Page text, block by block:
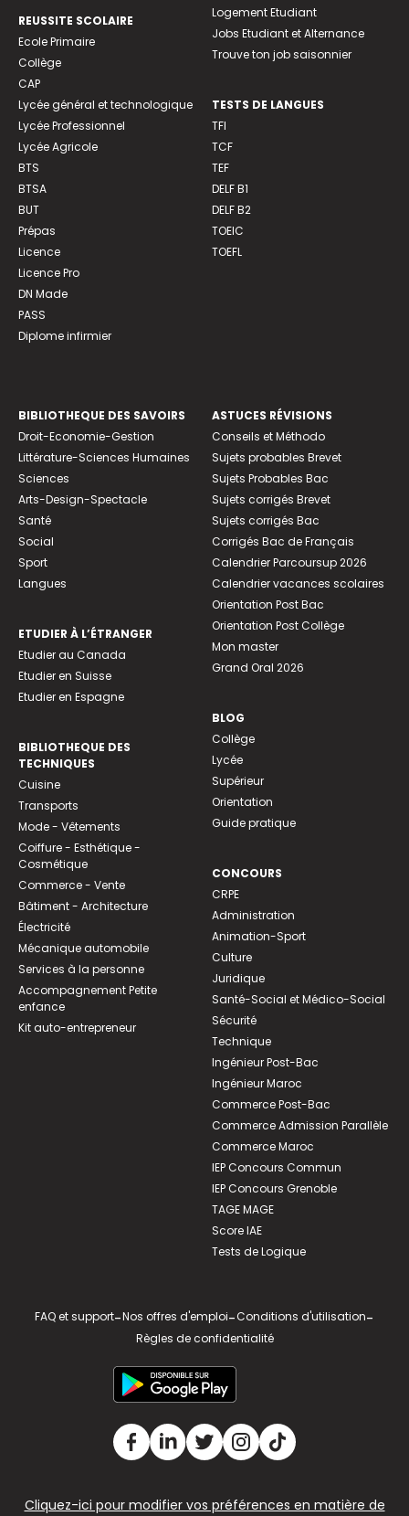
REUSSITE SCOLAIRE
Ecole Primaire
Collège
CAP
Lycée général et technologique
Lycée Professionnel
Lycée Agricole
BTS
BTSA
BUT
Prépas
Licence
Licence Pro
DN Made
PASS
Diplome infirmier
Logement Etudiant
Jobs Etudiant et Alternance
Trouve ton job saisonnier
TESTS DE LANGUES
TFI
TCF
TEF
DELF B1
DELF B2
TOEIC
TOEFL
BIBLIOTHEQUE DES SAVOIRS
Droit-Economie-Gestion
Littérature-Sciences Humaines
Sciences
Arts-Design-Spectacle
Santé
Social
Sport
Langues
ETUDIER À L’ÉTRANGER
Etudier au Canada
Etudier en Suisse
Etudier en Espagne
BIBLIOTHEQUE DES
TECHNIQUES
Cuisine
Transports
Mode - Vêtements
Coiffure - Esthétique -
Cosmétique
Commerce - Vente
Bâtiment - Architecture
Électricité
Mécanique automobile
Services à la personne
Accompagnement Petite
enfance
Kit auto-entrepreneur
ASTUCES RÉVISIONS
Conseils et Méthodo
Sujets probables Brevet
Sujets Probables Bac
Sujets corrigés Brevet
Sujets corrigés Bac
Corrigés Bac de Français
Calendrier Parcoursup 2026
Calendrier vacances scolaires
Orientation Post Bac
Orientation Post Collège
Mon master
Grand Oral 2026
BLOG
Collège
Lycée
Supérieur
Orientation
Guide pratique
CONCOURS
CRPE
Administration
Animation-Sport
Culture
Juridique
Santé-Social et Médico-Social
Sécurité
Technique
Ingénieur Post-Bac
Ingénieur Maroc
Commerce Post-Bac
Commerce Admission Parallèle
Commerce Maroc
IEP Concours Commun
IEP Concours Grenoble
TAGE MAGE
Score IAE
Tests de Logique
FAQ et support-Nos offres d'emploi-Conditions d'utilisation-
Règles de confidentialité
Cliquez-ici pour modifier vos préférences en matière de